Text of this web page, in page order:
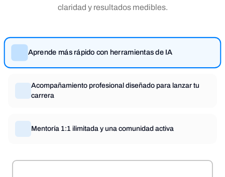
claridad y resultados medibles.
Aprende más rápido con herramientas de IA
Acompañamiento profesional diseñado para lanzar tu
carrera
Mentoría 1:1 ilimitada y una comunidad activa